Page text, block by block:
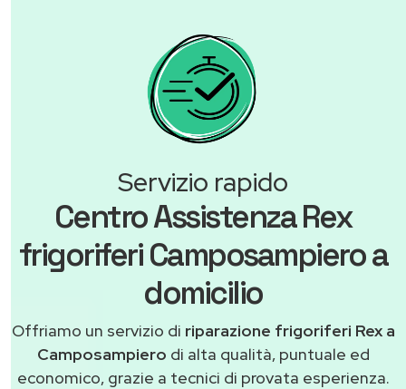
Servizio rapido
Centro Assistenza Rex
frigoriferi Camposampiero a
domicilio
Offriamo un servizio di riparazione frigoriferi Rex a
Camposampiero di alta qualità, puntuale ed
economico, grazie a tecnici di provata esperienza.